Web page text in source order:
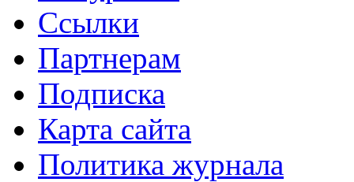
Ссылки
Партнерам
Подписка
Карта сайта
Политика журнала